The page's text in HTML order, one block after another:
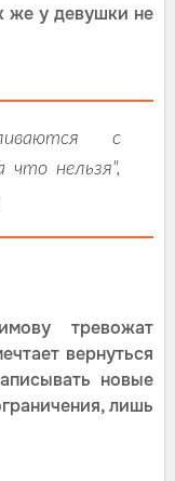
же у девушки не
с
нельзя",
тревожат
вернуться
новые
лишь